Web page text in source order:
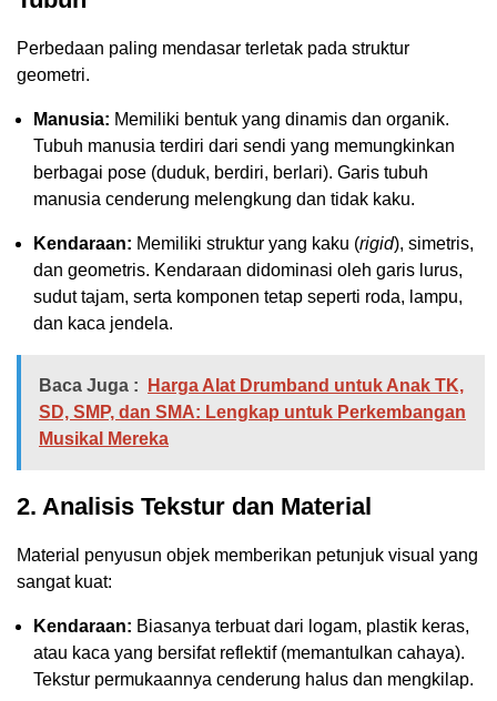
Perbedaan paling mendasar terletak pada struktur
geometri.
Manusia: Memiliki bentuk yang dinamis dan organik.
Tubuh manusia terdiri dari sendi yang memungkinkan
berbagai pose (duduk, berdiri, berlari). Garis tubuh
manusia cenderung melengkung dan tidak kaku.
Kendaraan: Memiliki struktur yang kaku (rigid), simetris,
dan geometris. Kendaraan didominasi oleh garis lurus,
sudut tajam, serta komponen tetap seperti roda, lampu,
dan kaca jendela.
Baca Juga :
Harga Alat Drumband untuk Anak TK,
SD, SMP, dan SMA: Lengkap untuk Perkembangan
Musikal Mereka
2. Analisis Tekstur dan Material
Material penyusun objek memberikan petunjuk visual yang
sangat kuat:
Kendaraan: Biasanya terbuat dari logam, plastik keras,
atau kaca yang bersifat reflektif (memantulkan cahaya).
Tekstur permukaannya cenderung halus dan mengkilap.